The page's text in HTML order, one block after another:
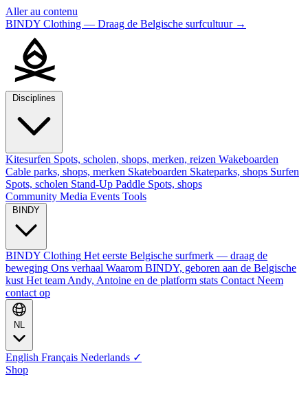
Aller au contenu
BINDY Clothing — Draag de Belgische surfcultuur →
Kitesurfen Spots, scholen, shops, merken, reizen Wakeboarden
Cable parks, shops, merken Skateboarden Skateparks, shops Surfen
Spots, scholen Stand-Up Paddle Spots, shops
Community Media Events Tools
BINDY Clothing Het eerste Belgische surfmerk — draag de
beweging Ons verhaal Waarom BINDY, geboren aan de Belgische
kust Het team Andy, Antoine en de platform stats Contact Neem
contact op
English Français Nederlands ✓
Shop